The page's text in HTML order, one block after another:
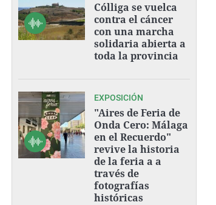
Cólliga se vuelca
contra el cáncer
con una marcha
solidaria abierta a
toda la provincia
EXPOSICIÓN
"Aires de Feria de
Onda Cero: Málaga
en el Recuerdo"
revive la historia
de la feria a a
través de
fotografías
históricas